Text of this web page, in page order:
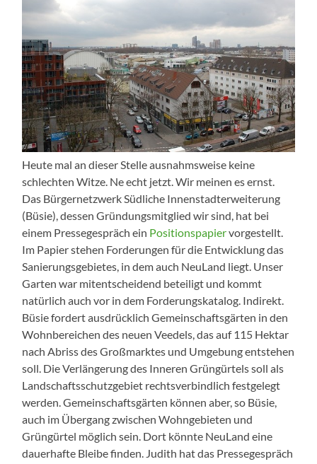
Heute mal an dieser Stelle ausnahmsweise keine
schlechten Witze. Ne echt jetzt. Wir meinen es ernst.
Das Bürgernetzwerk Südliche Innenstadterweiterung
(Büsie), dessen Gründungsmitglied wir sind, hat bei
einem Pressegespräch ein Positionspapiervorgestellt.
Im Papier stehen Forderungen für die Entwicklung das
Sanierungsgebietes, in dem auch NeuLand liegt. Unser
Garten war mitentscheidend beteiligt und kommt
natürlich auch vor in dem Forderungskatalog. Indirekt.
Büsie fordert ausdrücklich Gemeinschaftsgärten in den
Wohnbereichen des neuen Veedels, das auf 115 Hektar
nach Abriss des Großmarktes und Umgebung entstehen
soll. Die Verlängerung des Inneren Grüngürtels soll als
Landschaftsschutzgebiet rechtsverbindlich festgelegt
werden. Gemeinschaftsgärten können aber, so Büsie,
auch im Übergang zwischen Wohngebieten und
Grüngürtel möglich sein. Dort könnte NeuLand eine
dauerhafte Bleibe finden. Judith hat das Pressegespräch